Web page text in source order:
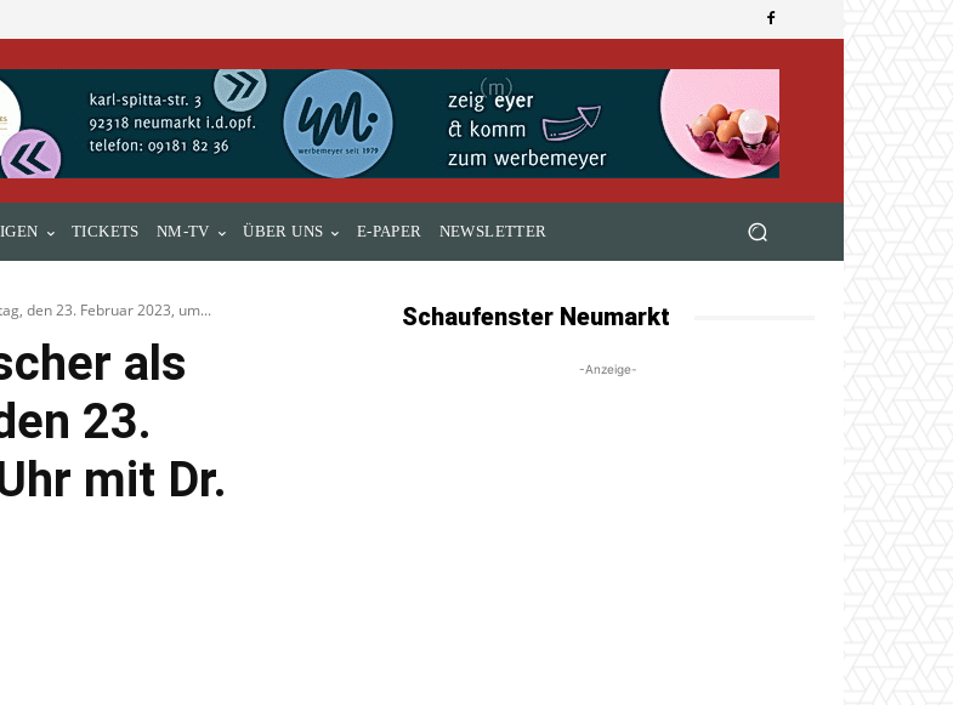
TICKETS NM-TV ÜBER UNS E-PAPER NEWSLETTER
den 23. Februar 2023, um...
als
23.
mit Dr.
Schaufenster Neumarkt
-Anzeige-